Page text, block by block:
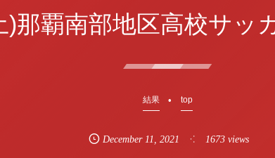
)那覇南部地区高校サッ
結果 top
December 11, 2021 1673 views